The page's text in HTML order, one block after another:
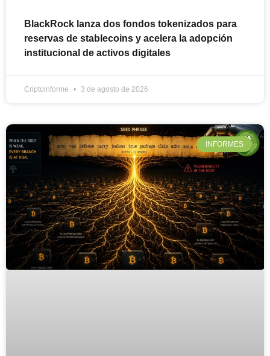
BlackRock lanza dos fondos tokenizados para
reservas de stablecoins y acelera la adopción
institucional de activos digitales
Criptoinforme 3 de agosto de 2026
INFORMES